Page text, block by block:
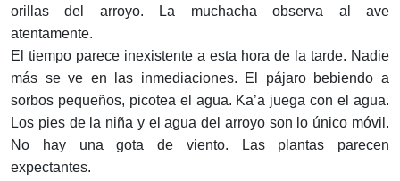
orillas del arroyo. La muchacha observa al ave
atentamente.
El tiempo parece inexistente a esta hora de la tarde. Nadie
más se ve en las inmediaciones. El pájaro bebiendo a
sorbos pequeños, picotea el agua. Ka’a juega con el agua.
Los pies de la niña y el agua del arroyo son lo único móvil.
No hay una gota de viento. Las plantas parecen
expectantes.